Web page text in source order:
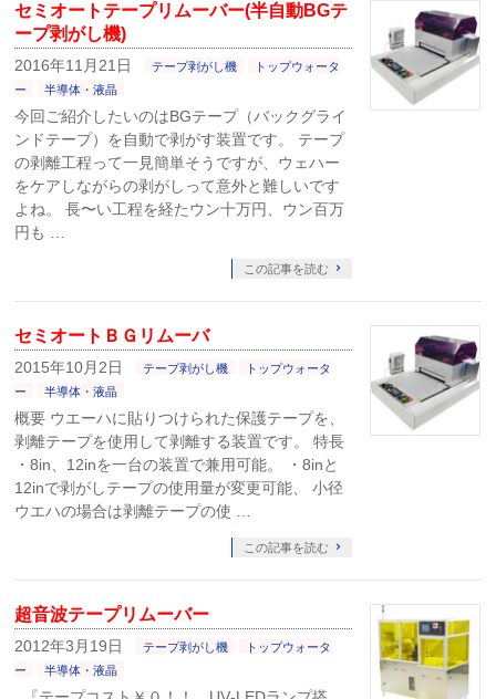
セミオートテープリムーバー(半自動BGテ
ープ剥がし機)
2016年11月21日 テープ剥がし機
トップウォータ
ー
半導体・液晶
今回ご紹介したいのはBGテープ（バックグライ
ンドテープ）を自動で剥がす装置です。 テープ
の剥離工程って一見簡単そうですが、ウェハー
をケアしながらの剥がしって意外と難しいです
よね。 長〜い工程を経たウン十万円、ウン百万
円も …
この記事を読む
セミオートＢＧリムーバ
2015年10月2日 テープ剥がし機
トップウォータ
ー
半導体・液晶
概要 ウエーハに貼りつけられた保護テープを、
剥離テープを使用して剥離する装置です。 特長
・8in、12inを一台の装置で兼用可能。 ・8inと
12inで剥がしテープの使用量が変更可能、 小径
ウエハの場合は剥離テープの使 …
この記事を読む
超音波テープリムーバー
2012年3月19日 テープ剥がし機
トップウォータ
ー
半導体・液晶